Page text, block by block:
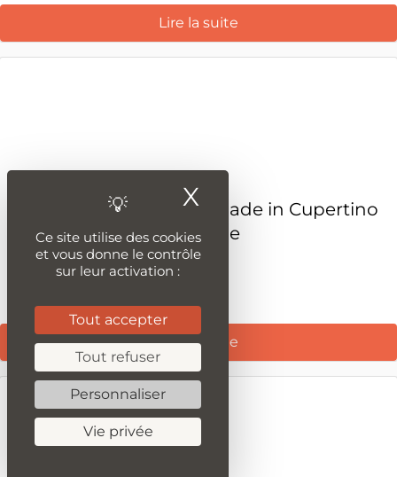
Lire la suite
Apple Intelligence : l’IA made in Cupertino
arrive en retard en Europe
Publié le 23 juin 2024
Lire la suite
Ce site utilise des cookies
et vous donne le contrôle
sur leur activation :
Tout accepter
Tout refuser
Personnaliser
Vie privée
X Masquer le